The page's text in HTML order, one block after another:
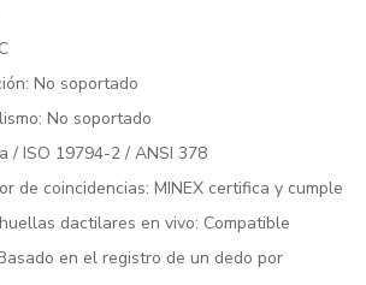
No soportado
No soportado
/ ISO 19794-2 / ​​ANSI 378
de coincidencias: MINEX certifica y cumple
dactilares en vivo: Compatible
en el registro de un dedo por